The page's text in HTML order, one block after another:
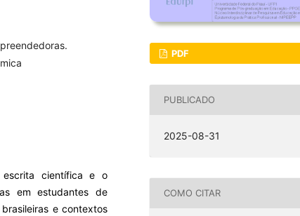
escrita científica e o
em estudantes de
e contextos
PDF
PUBLICADO
2025-08-31
COMO CITAR